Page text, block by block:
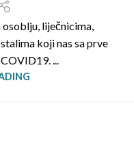
liječnicima,
koji nas sa prve
...